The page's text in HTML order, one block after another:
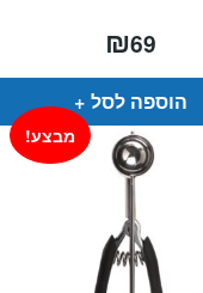
₪69
הוספה לסל
מבצע!